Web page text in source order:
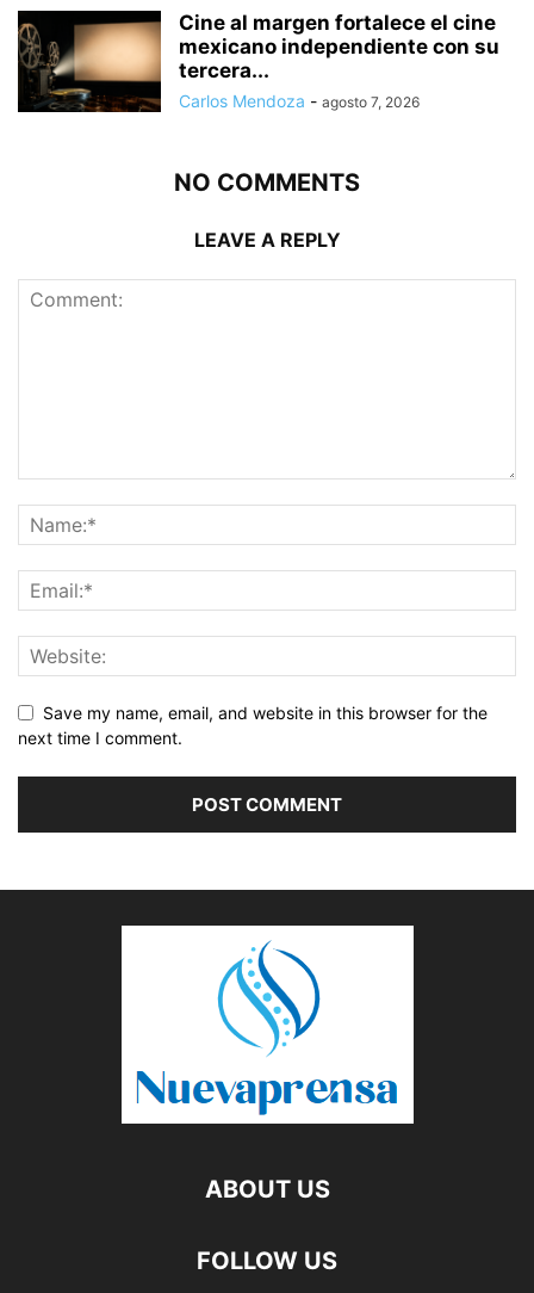
Cine al margen fortalece el cine
mexicano independiente con su
tercera...
Carlos Mendoza - agosto 7, 2026
NO COMMENTS
LEAVE A REPLY
Save my name, email, and website in this browser for the
next time I comment.
ABOUT US
FOLLOW US